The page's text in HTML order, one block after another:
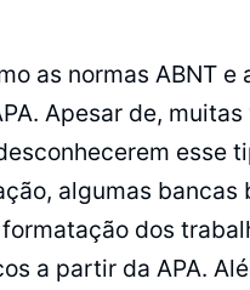
as normas ABNT e
Apesar de, muitas
esse
algumas bancas
dos
a partir da APA.